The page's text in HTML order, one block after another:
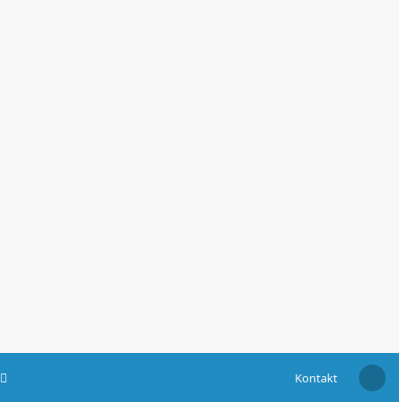
Kontakt